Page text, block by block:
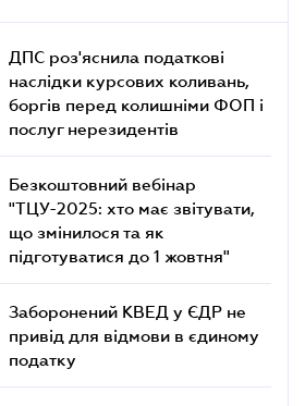
ДПС роз'яснила податкові
наслідки курсових коливань,
боргів перед колишніми ФОП і
послуг нерезидентів
Безкоштовний вебінар
"ТЦУ-2025: хто має звітувати,
що змінилося та як
підготуватися до 1 жовтня"
Заборонений КВЕД у ЄДР не
привід для відмови в єдиному
податку